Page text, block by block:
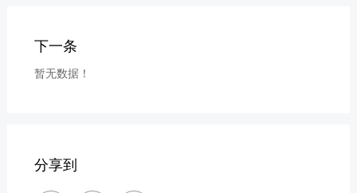
下一条
暂无数据！
分享到